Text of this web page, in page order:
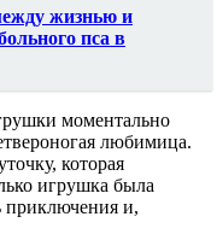
жизнью и
пса в
моментально
любимица.
которая
игрушка была
приключения и,